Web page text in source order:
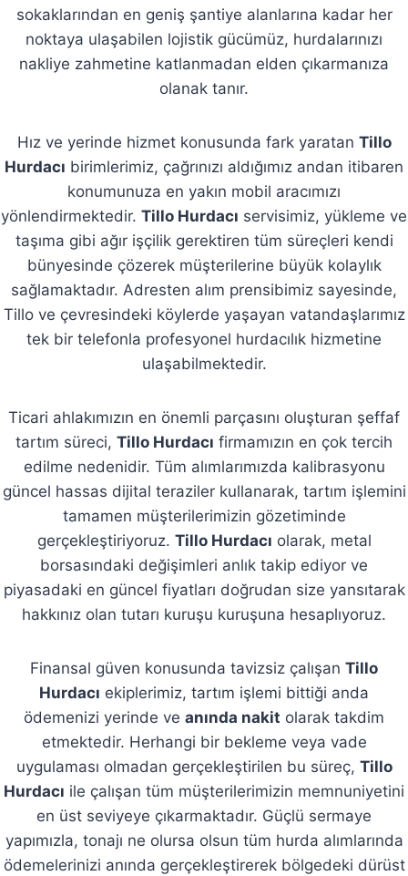
sokaklarından en geniş şantiye alanlarına kadar her
noktaya ulaşabilen lojistik gücümüz, hurdalarınızı
nakliye zahmetine katlanmadan elden çıkarmanıza
olanak tanır.
Hız ve yerinde hizmet konusunda fark yaratan Tillo
Hurdacı birimlerimiz, çağrınızı aldığımız andan itibaren
konumunuza en yakın mobil aracımızı
yönlendirmektedir. Tillo Hurdacı servisimiz, yükleme ve
taşıma gibi ağır işçilik gerektiren tüm süreçleri kendi
bünyesinde çözerek müşterilerine büyük kolaylık
sağlamaktadır. Adresten alım prensibimiz sayesinde,
Tillo ve çevresindeki köylerde yaşayan vatandaşlarımız
tek bir telefonla profesyonel hurdacılık hizmetine
ulaşabilmektedir.
Ticari ahlakımızın en önemli parçasını oluşturan şeffaf
tartım süreci, Tillo Hurdacı firmamızın en çok tercih
edilme nedenidir. Tüm alımlarımızda kalibrasyonu
güncel hassas dijital teraziler kullanarak, tartım işlemini
tamamen müşterilerimizin gözetiminde
gerçekleştiriyoruz. Tillo Hurdacı olarak, metal
borsasındaki değişimleri anlık takip ediyor ve
piyasadaki en güncel fiyatları doğrudan size yansıtarak
hakkınız olan tutarı kuruşu kuruşuna hesaplıyoruz.
Finansal güven konusunda tavizsiz çalışan Tillo
Hurdacı ekiplerimiz, tartım işlemi bittiği anda
ödemenizi yerinde ve anında nakit olarak takdim
etmektedir. Herhangi bir bekleme veya vade
uygulaması olmadan gerçekleştirilen bu süreç, Tillo
Hurdacı ile çalışan tüm müşterilerimizin memnuniyetini
en üst seviyeye çıkarmaktadır. Güçlü sermaye
yapımızla, tonajı ne olursa olsun tüm hurda alımlarında
ödemelerinizi anında gerçekleştirerek bölgedeki dürüst